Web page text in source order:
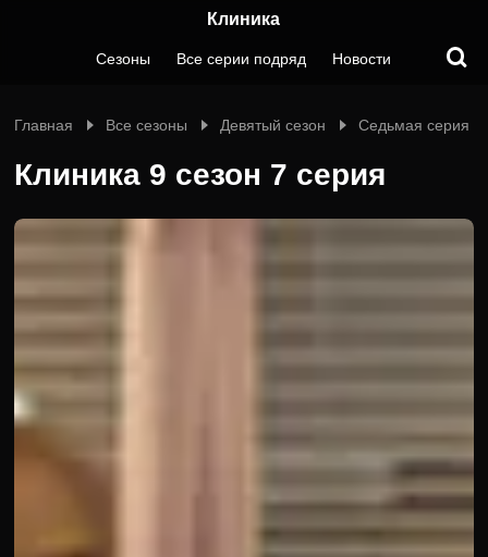
Клиника
Сезоны Все серии подряд Новости
Главная Все сезоны Девятый сезон Седьмая серия
Клиника 9 сезон 7 серия